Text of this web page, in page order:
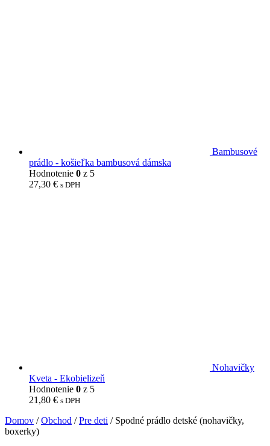
Bambusové
prádlo - košieľka bambusová dámska
Hodnotenie 0 z 5
27,30 € s DPH
Nohavičky
Kveta - Ekobielizeň
Hodnotenie 0 z 5
21,80 € s DPH
Domov /Obchod /Pre deti / Spodné prádlo detské (nohavičky,
boxerky)